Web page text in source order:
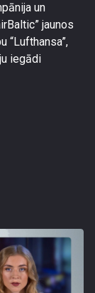
un
jaunos
“Lufthansa”,
iegādi